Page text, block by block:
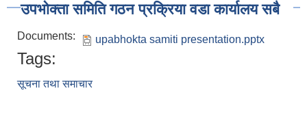
उपभोक्ता समिति गठन प्रक्रिया वडा कार्यालय सबै
Documents: upabhokta samiti presentation.pptx
Tags:
सूचना तथा समाचार